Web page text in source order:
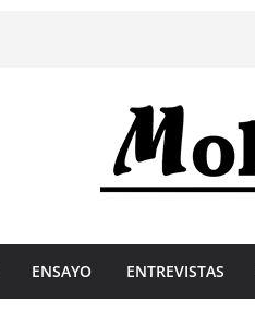
ENSAYO ENTREVISTAS